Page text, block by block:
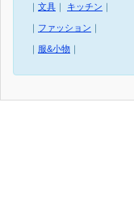
｜ 文具 ｜ キッチン ｜
｜ ファッション ｜
｜ 服&小物 ｜